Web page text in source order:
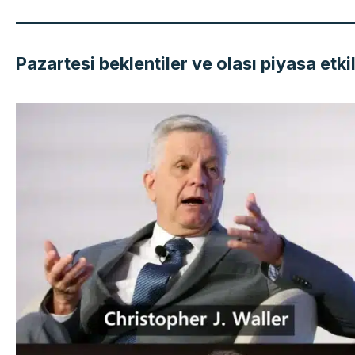
Pazartesi beklentiler ve olası piyasa